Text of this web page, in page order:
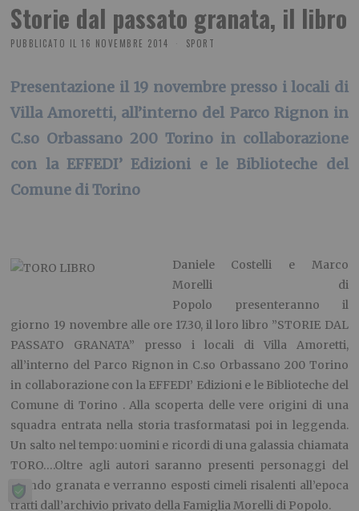
Storie dal passato granata, il libro
PUBBLICATO IL 16 NOVEMBRE 2014 SPORT
Presentazione il 19 novembre presso i locali di
Villa Amoretti, all’interno del Parco Rignon in
C.so Orbassano 200 Torino in collaborazione
con la EFFEDI’ Edizioni e le Biblioteche del
Comune di Torino
Daniele Costelli e Marco
Morelli di
Popolo presenteranno il
giorno 19 novembre alle ore 17.30, il loro libro ”STORIE DAL
PASSATO GRANATA” presso i locali di Villa Amoretti,
all’interno del Parco Rignon in C.so Orbassano 200 Torino
in collaborazione con la EFFEDI’ Edizioni e le Biblioteche del
Comune di Torino . Alla scoperta delle vere origini di una
squadra entrata nella storia trasformatasi poi in leggenda.
Un salto nel tempo: uomini e ricordi di una galassia chiamata
TORO….Oltre agli autori saranno presenti personaggi del
mondo granata e verranno esposti cimeli risalenti all’epoca
tratti dall’archivio privato della Famiglia Morelli di Popolo.